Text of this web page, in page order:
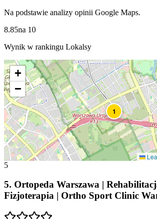
Na podstawie analizy opinii Google Maps.
8.85na 10
Wynik w rankingu Lokalsy
1
+
−
5
5. Ortopeda Warszawa |
Fizjoterapia | Ortho Sport Clinic